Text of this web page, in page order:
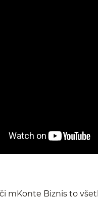
mKonte Biznis to